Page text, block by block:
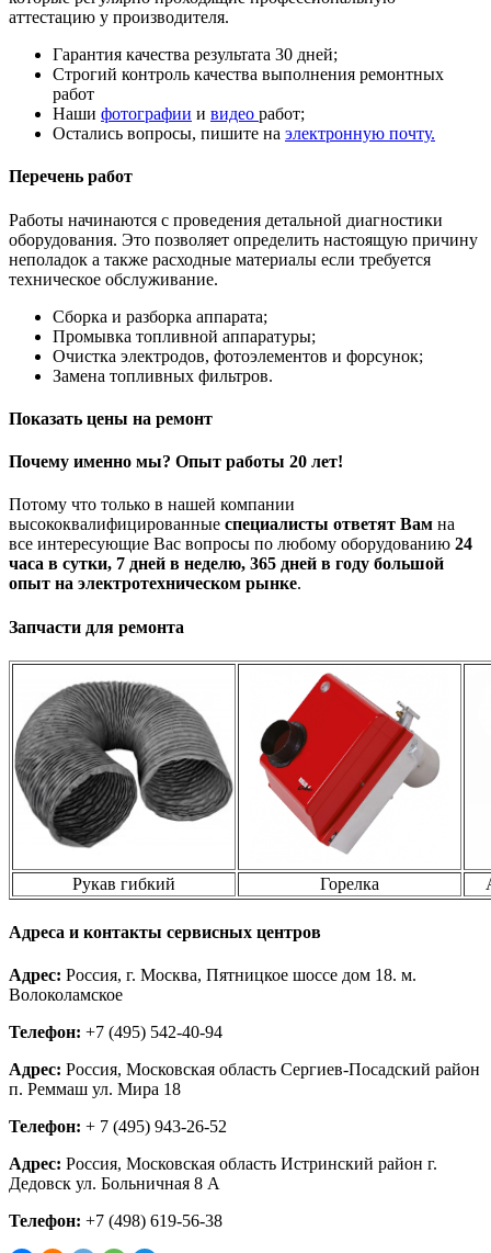
аттестацию у производителя.
Гарантия качества результата 30 дней;
Строгий контроль качества выполнения ремонтных
работ
Наши фотографии и видео работ;
Остались вопросы, пишите на электронную почту.
Перечень работ
Работы начинаются с проведения детальной диагностики
оборудования. Это позволяет определить настоящую причину
неполадок а также расходные материалы если требуется
техническое обслуживание.
Сборка и разборка аппарата;
Промывка топливной аппаратуры;
Очистка электродов, фотоэлементов и форсунок;
Замена топливных фильтров.
Показать цены на ремонт
Почему именно мы? Опыт работы 20 лет!
Потому что только в нашей компании
высококвалифицированные специалисты ответят Вам на
все интересующие Вас вопросы по любому оборудованию 24
часа в сутки, 7 дней в неделю, 365 дней в году большой
опыт на электротехническом рынке.
Запчасти для ремонта
Рукав гибкий Горелка
Адреса и контакты сервисных центров
Адрес: Россия, г. Москва, Пятницкое шоссе дом 18. м.
Волоколамское
Телефон: +7 (495) 542-40-94
Адрес: Россия, Московская область Сергиев-Посадский район
п. Реммаш ул. Мира 18
Телефон: + 7 (495) 943-26-52
Адрес: Россия, Московская область Истринский район г.
Дедовск ул. Больничная 8 А
Телефон: +7 (498) 619-56-38